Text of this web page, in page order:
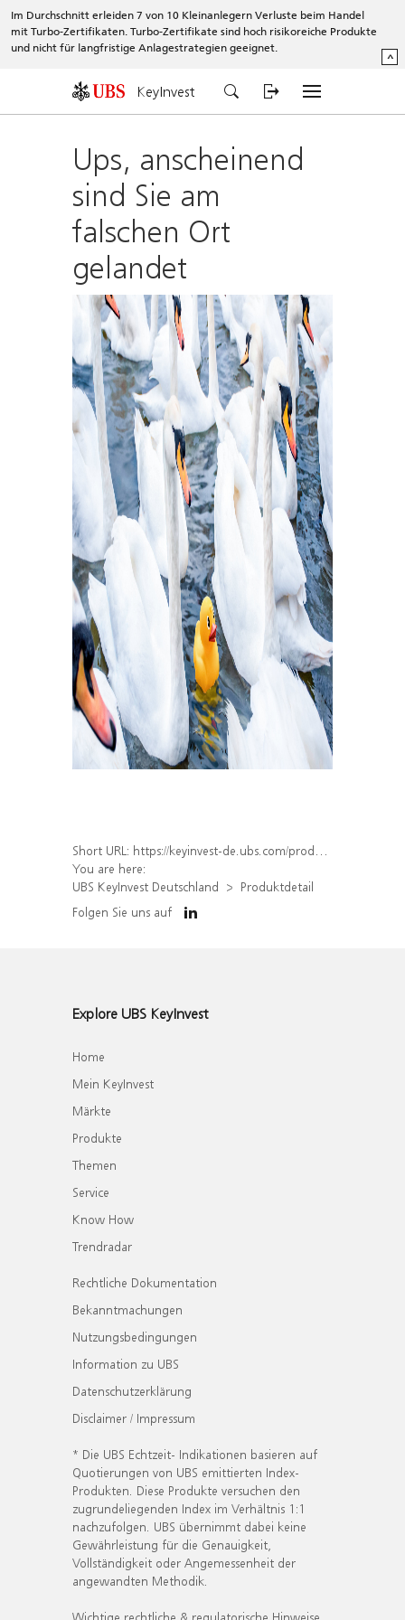
Im Durchschnitt erleiden 7 von 10 Kleinanlegern Verluste beim Handel
mit Turbo-Zertifikaten. Turbo-Zertifikate sind hoch risikoreiche Produkte
und nicht für langfristige Anlagestrategien geeignet.
^
KeyInvest
Ups, anscheinend
sind Sie am
falschen Ort
gelandet
Short URL: https://keyinvest-de.ubs.com/produkt/detail/index/isin/DE000WA844L1
You are here:
UBS KeyInvest Deutschland
Produktdetail
Folgen Sie uns auf
Explore UBS KeyInvest
Home
Mein KeyInvest
Märkte
Produkte
Themen
Service
Know How
Trendradar
Rechtliche Dokumentation
Bekanntmachungen
Nutzungsbedingungen
Information zu UBS
Datenschutzerklärung
Disclaimer / Impressum
* Die UBS Echtzeit- Indikationen basieren auf
Quotierungen von UBS emittierten Index-
Produkten. Diese Produkte versuchen den
zugrundeliegenden Index im Verhältnis 1:1
nachzufolgen. UBS übernimmt dabei keine
Gewährleistung für die Genauigkeit,
Vollständigkeit oder Angemessenheit der
angewandten Methodik.